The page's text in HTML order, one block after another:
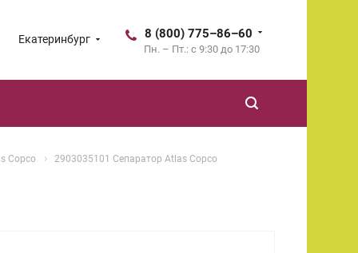
Екатеринбург 8 (800) 775–86–60
Пн. – Пт.: с 9:30 до 17:30
Copco 2903035101 Сепаратор Atlas Copco